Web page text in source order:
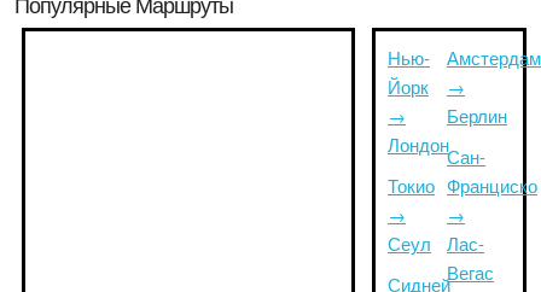
Нью-
Йорк
→
Лондон
Токио
→
Сеул
Сидней
Амстердам
→
Берлин
Сан-
Франциско
→
Лас-
Вегас